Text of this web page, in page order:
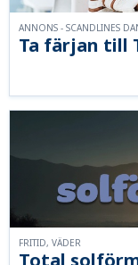
Ta färjan till
ANNONS - SCANDLINES
FRITID, VÄDER